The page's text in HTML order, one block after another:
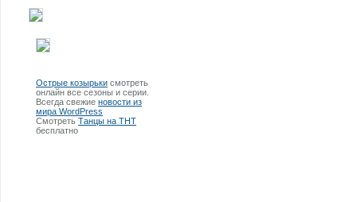
Острые козырьки смотреть
онлайн все сезоны и серии.
Всегда свежие новости из
мира WordPress
Смотреть Танцы на ТНТ
бесплатно